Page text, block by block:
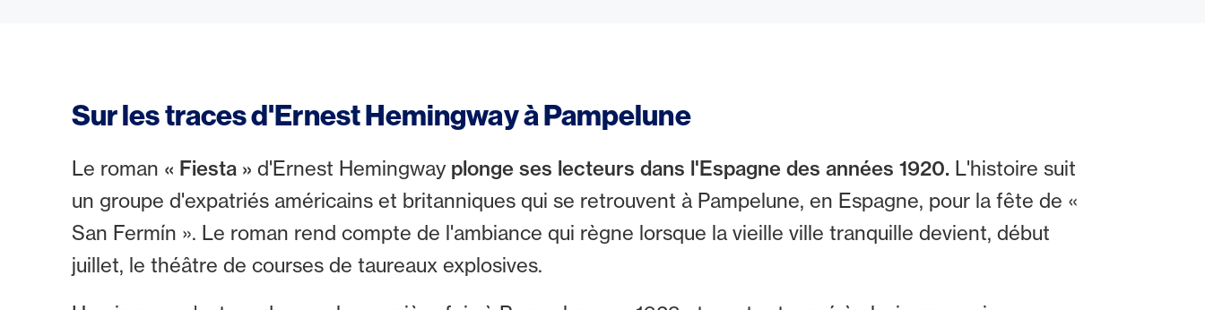
Sur les traces d'Ernest Hemingway à Pampelune
Le roman « Fiesta » d'Ernest Hemingway plonge ses lecteurs dans l'Espagne des années 1920. L'histoire suit
un groupe d'expatriés américains et britanniques qui se retrouvent à Pampelune, en Espagne, pour la fête de «
San Fermín ». Le roman rend compte de l'ambiance qui règne lorsque la vieille ville tranquille devient, début
juillet, le théâtre de courses de taureaux explosives.